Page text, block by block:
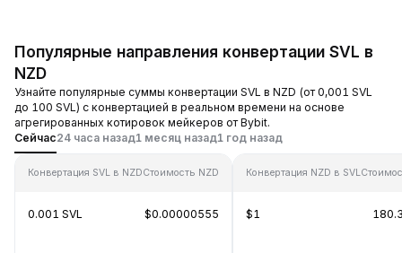
Популярные направления конвертации SVL в
NZD
Узнайте популярные суммы конвертации SVL в NZD (от 0,001 SVL
до 100 SVL) с конвертацией в реальном времени на основе
агрегированных котировок мейкеров от Bybit.
Сейчас24 часа назад1 месяц назад1 год назад
Конвертация SVL в NZDСтоимость NZD
0.001 SVL $0.00000555
Конвертация NZD в SVL
$1